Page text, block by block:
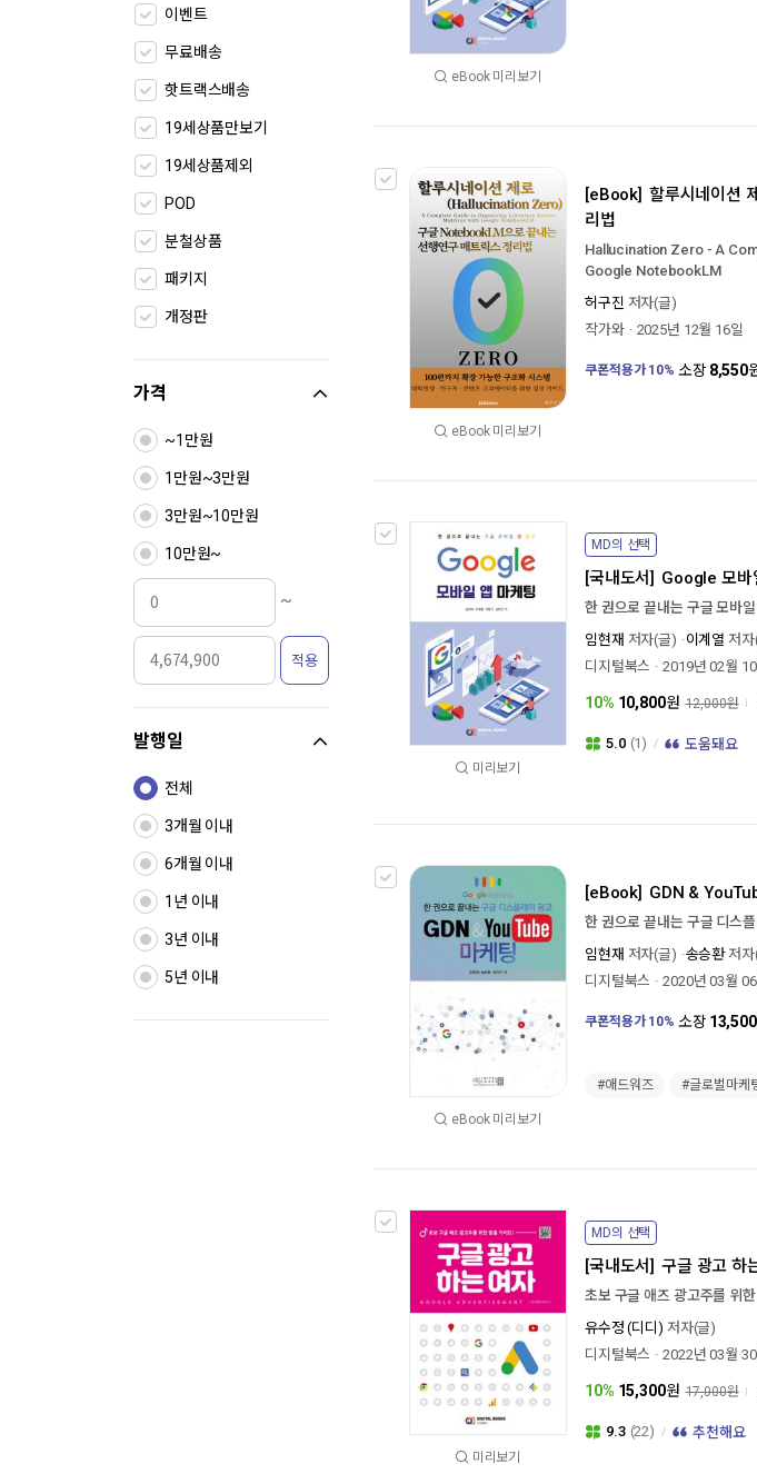
이벤트
무료배송
핫트랙스배송
19세상품만보기
19세상품제외
POD
분철상품
패키지
개정판
가격
~1만원
1만원~3만원
3만원~10만원
10만원~
~
적용
발행일
전체
3개월 이내
6개월 이내
1년 이내
3년 이내
5년 이내
eBook 미리보기
eBook 미리보기
[eBook] 할루시네이션
리법
Hallucination Zero - A
Google NotebookLM
허구진 저자(글)
작가와
2025년 12월 16일
쿠폰적용가10% 소장 8,550
미리보기
MD의 선택
[국내도서] Google 모바
한 권으로 끝내는 구글 모바
임현재 저자(글) 이계열 저
디지털북스
2019년 02월
10% 10,800원 12,000원
5.0 (1) 도움돼요
eBook 미리보기
[eBook] GDN &
한 권으로 끝내는 구글 디스
임현재 저자(글) 송승환 저
디지털북스
2020년 03월
쿠폰적용가10% 소장 13,500
#애드워즈 #글로벌마케
미리보기
MD의 선택
[국내도서] 구글 광고 하
초보 구글 애즈 광고주를 위
유수정 (디디) 저자(글)
디지털북스
2022년 03월
10% 15,300원 17,000원
9.3 (22) 추천해요